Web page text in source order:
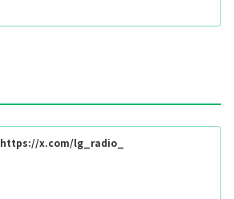
https://x.com/lg_radio_